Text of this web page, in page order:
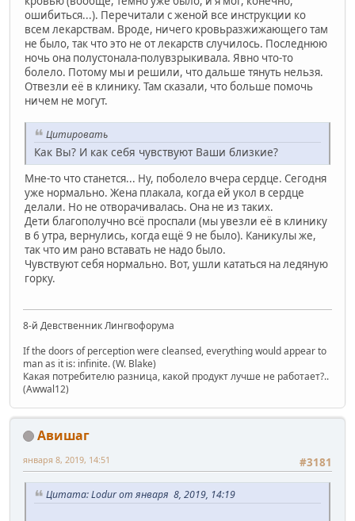
ошибиться...). Перечитали с женой все инструкции ко
всем лекарствам. Вроде, ничего кровьразжижающего там
не было, так что это не от лекарств случилось. Последнюю
ночь она полустонала-полувзрыкивала. Явно что-то
болело. Потому мы и решили, что дальше тянуть нельзя.
Отвезли её в клинику. Там сказали, что больше помочь
ничем не могут.
Цитировать
Как Вы? И как себя чувствуют Ваши близкие?
Мне-то что станется... Ну, поболело вчера сердце. Сегодня
уже нормально. Жена плакала, когда ей укол в сердце
делали. Но не отворачивалась. Она не из таких.
Дети благополучно всё проспали (мы увезли её в клинику
в 6 утра, вернулись, когда ещё 9 не было). Каникулы же,
так что им рано вставать не надо было.
Чувствуют себя нормально. Вот, ушли кататься на ледяную
горку.
8-й Девственник Лингвофорума
If the doors of perception were cleansed, everything would appear to
man as it is: infinite. (W. Blake)
Какая потребителю разница, какой продукт лучше не работает?..
(Awwal12)
Авишаг
#3181
января 8, 2019, 14:51
Цитата: Lodur от января 8, 2019, 14:19